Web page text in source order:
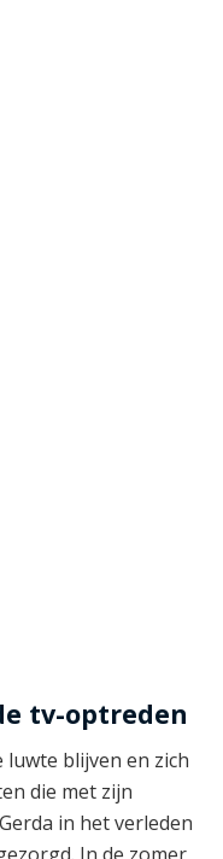
tv-optreden
luwte blijven en zich
die met zijn
in het verleden